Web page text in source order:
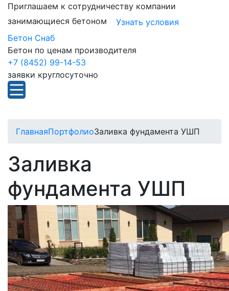
Приглашаем к сотрудничеству компании
занимающиеся бетоном
Узнать условия
Бетон Снаб
Бетон по ценам производителя
+7 (8452) 99-14-53
заявки круглосуточно
ГлавнаяПортфолиоЗаливка фундамента УШП
Заливка
фундамента УШП